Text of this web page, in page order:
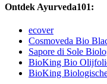
Ontdek Ayurveda101:
ecover
Cosmoveda Bio
Sapore di Sole
BioKing Bio
BioKing